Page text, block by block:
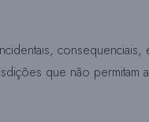
consequenciais,
que não permitam